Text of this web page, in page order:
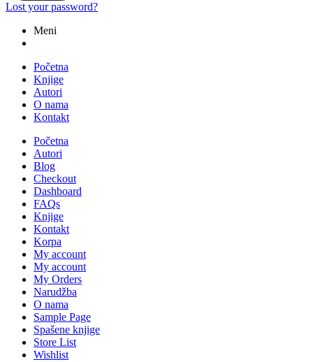
Lost your password?
Meni
Početna
Knjige
Autori
O nama
Kontakt
Početna
Autori
Blog
Checkout
Dashboard
FAQs
Knjige
Kontakt
Korpa
My account
My account
My Orders
Narudžba
O nama
Sample Page
Spašene knjige
Store List
Wishlist